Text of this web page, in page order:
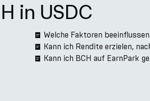
in USDC
Welche Faktoren
Kann ich Rendite erzielen,
Kann ich BCH auf EarnPark